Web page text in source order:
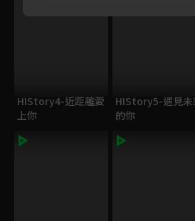
HIStory4-近距離愛
上你
HIStory5-遇見未
的你